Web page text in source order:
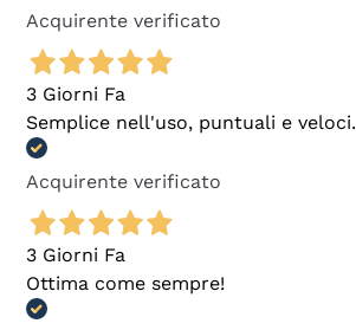
Acquirente verificato
3 Giorni Fa
Semplice nell'uso, puntuali e veloci.
Acquirente verificato
3 Giorni Fa
Ottima come sempre!